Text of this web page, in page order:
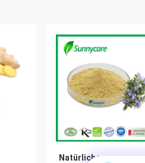
Natürlicher